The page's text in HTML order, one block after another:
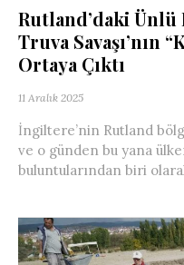
Rutland’daki Ünlü
Truva Savaşı’nın
Ortaya Çıktı
11 Aralık 2025
İngiltere’nin Rutland
ve o günden bu yana
buluntularından biri